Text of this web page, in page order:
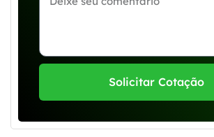
Solicitar Cotação